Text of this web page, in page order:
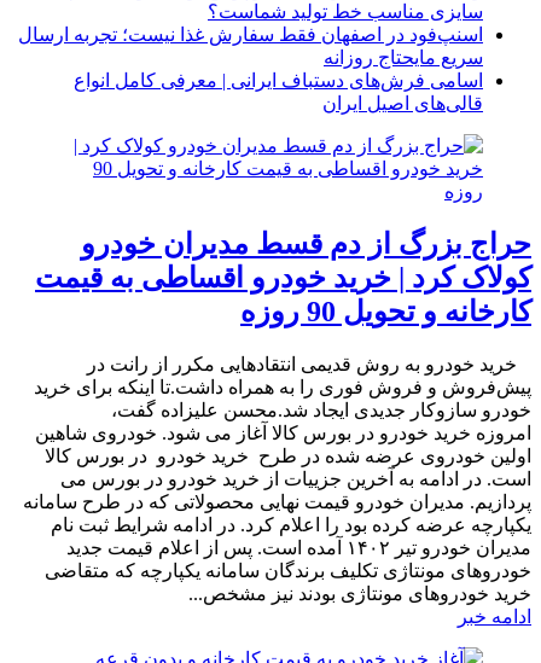
سایزی مناسب خط تولید شماست؟
اسنپ‌فود در اصفهان فقط سفارش غذا نیست؛ تجربه ارسال
سریع مایحتاج روزانه
اسامی فرش‌های دستباف ایرانی | معرفی کامل انواع
قالی‌های اصیل ایران
حراج بزرگ از دم قسط مدیران خودرو
کولاک کرد | خرید خودرو اقساطی به قیمت
کارخانه و تحویل 90 روزه
​ خرید خودرو به روش قدیمی انتقادهایی مکرر از رانت در
پیش‌فروش و فروش فوری را به همراه داشت.تا اینکه برای خرید
خودرو سازوکار جدیدی ایجاد شد.محسن علیزاده گفت،
امروزه خرید خودرو در بورس کالا آغاز می شود. خودروی شاهین
اولین خودروی عرضه شده در طرح خرید خودرو در بورس کالا
است. در ادامه به آخرین جزییات از خرید خودرو در بورس می
پردازیم. مدیران خودرو قیمت نهایی محصولاتی که در طرح سامانه
یکپارچه عرضه کرده بود را اعلام کرد. در ادامه شرایط ثبت نام
مدیران خودرو تیر ۱۴۰۲ آمده است. پس از اعلام قیمت جدید
خودروهای مونتاژی تکلیف برندگان سامانه یکپارچه که متقاضی
خرید خودروهای مونتاژی بودند نیز مشخص...
ادامه خبر